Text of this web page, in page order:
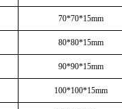
70*70*15mm
80*80*15mm
90*90*15mm
100*100*15mm